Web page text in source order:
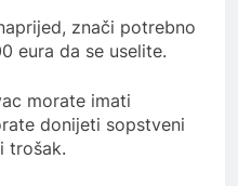
znači potrebno
eura da se uselite.
morate imati
donijeti sopstveni
trošak.